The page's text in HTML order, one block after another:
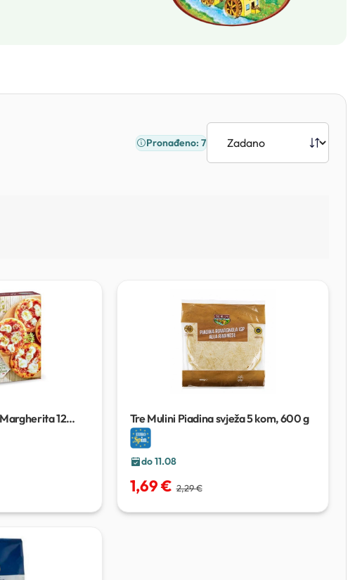
Pronađeno: 7
12
Tre Mulini Piadina svježa5 kom, 600 g
do 11.08
1,69 € 2,29 €